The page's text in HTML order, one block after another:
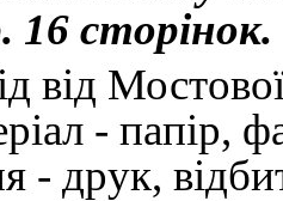
16 сторінок.
від
- папір,
- друк,